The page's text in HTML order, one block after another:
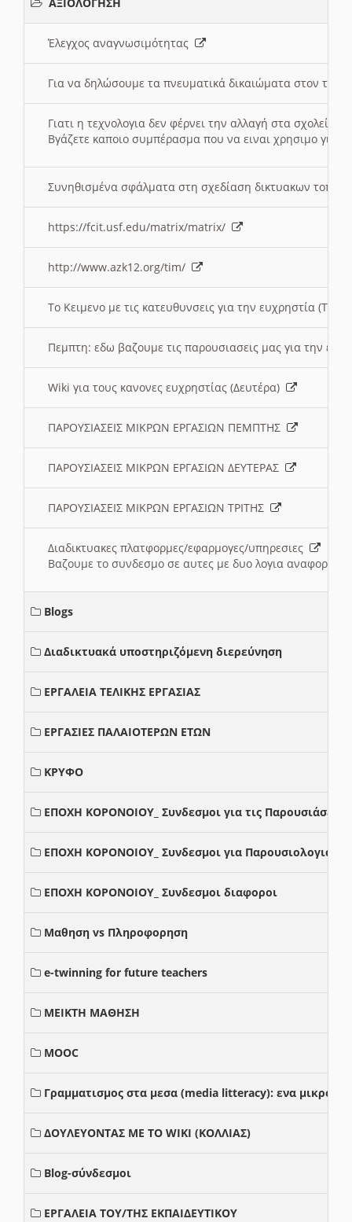
Έλεγχος αναγνωσιμότητας
Για να δηλώσουμε τα πνευματικά δικαιώματα στον
Γιατι η τεχνολογια δεν φέρνει την αλλαγή στα σχολεία;
Βγάζετε καποιο συμπέρασμα που να ειναι χρησιμο για
Συνηθισμένα σφάλματα στη σχεδίαση δικτυακων
https://fcit.usf.edu/matrix/matrix/
http://www.azk12.org/tim/
To Κειμενο με τις κατευθυνσεις για την ευχρηστία
Πεμπτη: εδω βαζουμε τις παρουσιασεις μας για την
Wiki για τους κανονες ευχρηστίας (Δευτέρα)
ΠΑΡΟΥΣΙΑΣΕΙΣ ΜΙΚΡΩΝ ΕΡΓΑΣΙΩΝ ΠΕΜΠΤΗΣ
ΠΑΡΟΥΣΙΑΣΕΙΣ ΜΙΚΡΩΝ ΕΡΓΑΣΙΩΝ ΔΕΥΤΕΡΑΣ
ΠΑΡΟΥΣΙΑΣΕΙΣ ΜΙΚΡΩΝ ΕΡΓΑΣΙΩΝ ΤΡΙΤΗΣ
Διαδικτυακες πλατφορμες/εφαρμογες/υπηρεσιες
Βαζουμε το συνδεσμο σε αυτες με δυο λογια αναφορικα
Blogs
Διαδικτυακά υποστηριζόμενη διερεύνηση
ΕΡΓΑΛΕΙΑ ΤΕΛΙΚΗΣ ΕΡΓΑΣΙΑΣ
ΕΡΓΑΣΙΕΣ ΠΑΛΑΙΟΤΕΡΩΝ ΕΤΩΝ
ΚΡΥΦΟ
ΕΠΟΧΗ ΚΟΡΟΝΟΙΟΥ_ Συνδεσμοι για τις Παρουσιάσεις
ΕΠΟΧΗ ΚΟΡΟΝΟΙΟΥ_ Συνδεσμοι για Παρουσιολογια
ΕΠΟΧΗ ΚΟΡΟΝΟΙΟΥ_ Συνδεσμοι διαφοροι
Μαθηση vs Πληροφορηση
e-twinning for future teachers
ΜΕΙΚΤΗ ΜΑΘΗΣΗ
MOOC
Γραμματισμος στα μεσα (media litteracy): ενα μικρο
ΔΟΥΛΕΥΟΝΤΑΣ ΜΕ ΤΟ WIKI (ΚΟΛΛΙΑΣ)
Blog-σύνδεσμοι
ΕΡΓΑΛΕΙΑ ΤΟΥ/ΤΗΣ ΕΚΠΑΙΔΕΥΤΙΚΟΥ